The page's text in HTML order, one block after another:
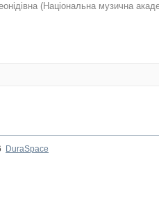
(Національна музична
DuraSpace